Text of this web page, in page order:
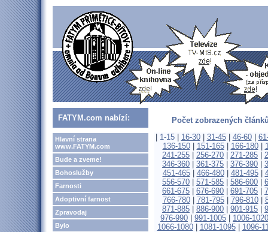
FATYM.com nabízí:
Hlavní strana
www.FATYM.com
Bude a zveme!
Bohoslužby
Farnosti
Adoptivní farnost
Zpravodaj
Bylo
Počet zobrazených
1-15| 16-30| 31-45| 46-60|
136-150| 151-165| 166-180|
241-255
256-270 271-285
346-360
361-375 376-390
451-465| 466-480| 481-495|
556-570
571-585 586-600
661-675
676-690 691-705
766-780| 781-795| 796-810|
871-885
886-900 901-915
976-990
991-1005
1006-1020
1066-1080| 1081-1095| 1096-